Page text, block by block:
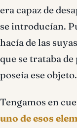
era capaz de
se introducían.
hacía de las
que se trataba
poseía ese objeto.
Tengamos en
uno de esos